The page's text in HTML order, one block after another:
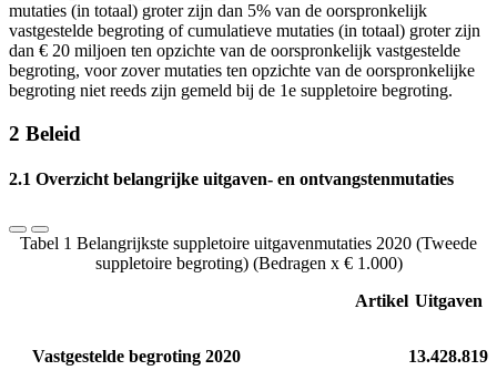
mutaties (in totaal) groter zijn dan 5% van de oorspronkelijk
vastgestelde begroting of cumulatieve mutaties (in totaal) groter zijn
dan € 20 miljoen ten opzichte van de oorspronkelijk vastgestelde
begroting, voor zover mutaties ten opzichte van de oorspronkelijke
begroting niet reeds zijn gemeld bij de 1e suppletoire begroting.
2 Beleid
2.1 Overzicht belangrijke uitgaven- en ontvangstenmutaties
Tabel 1 Belangrijkste suppletoire uitgavenmutaties 2020 (Tweede
suppletoire begroting) (Bedragen x € 1.000)
Artikel Uitgaven
Vastgestelde begroting 2020 13.428.819